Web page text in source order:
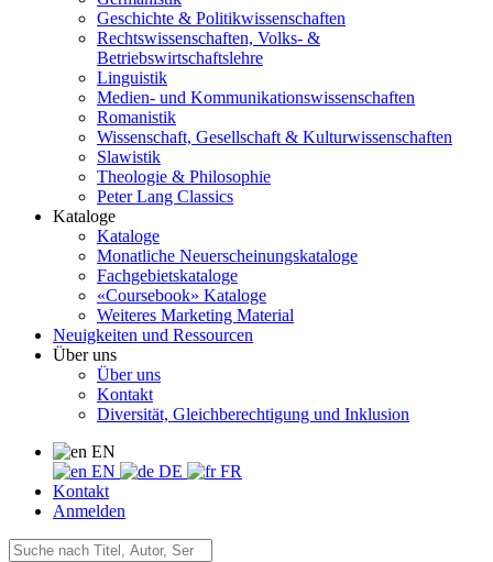
Geschichte & Politikwissenschaften
Rechtswissenschaften, Volks- &
Betriebswirtschaftslehre
Linguistik
Medien- und Kommunikationswissenschaften
Romanistik
Wissenschaft, Gesellschaft & Kulturwissenschaften
Slawistik
Theologie & Philosophie
Peter Lang Classics
Kataloge
Kataloge
Monatliche Neuerscheinungskataloge
Fachgebietskataloge
«Coursebook» Kataloge
Weiteres Marketing Material
Neuigkeiten und Ressourcen
Über uns
Über uns
Kontakt
Diversität, Gleichberechtigung und Inklusion
EN
EN
DE
FR
Kontakt
Anmelden